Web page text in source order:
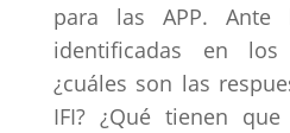
para las APP. Ante
identificadas en los
¿cuáles son las
IFI? ¿Qué tienen